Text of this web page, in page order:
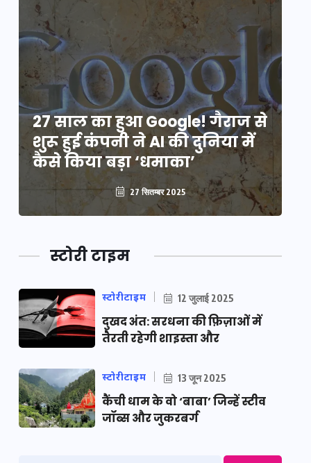
27 साल का हुआ Google! गैराज से
शुरू हुई कंपनी ने AI की दुनिया में
कैसे किया बड़ा ‘धमाका’
27 सितम्बर 2025
स्टोरी टाइम
स्टोरीटाइम 12 जुलाई 2025
दुखद अंत: सरधना की फ़िज़ाओं में
तैरती रहेगी शाइस्ता और
स्टोरीटाइम 13 जून 2025
कैंची धाम के वो ‘बाबा’ जिन्हें स्टीव
जॉब्स और जुकरबर्ग